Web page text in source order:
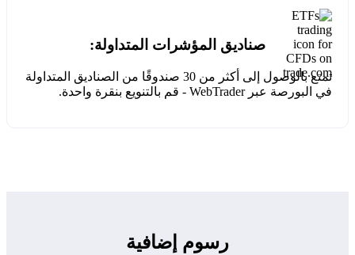
صناديق المؤشرات المتداولة:
تمتع بالوصول إلى أكثر من 30 صندوقًا من الصناديق المتداولة
في البورصة عبر WebTrader - قم بالتنويع بنقرة واحدة.
رسوم إضافية